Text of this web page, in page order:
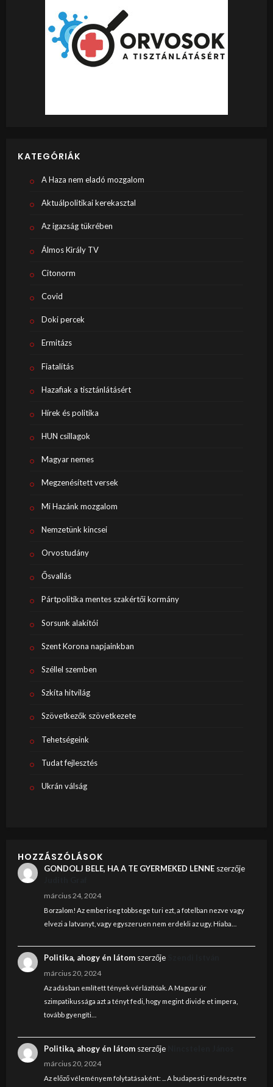
KATEGÓRIÁK
A Haza nem eladó mozgalom
Aktuálpolitikai kerekasztal
Az igazság tükrében
Álmos Király TV
Citonorm
Covid
Doki percek
Ermitázs
Fiatalítás
Hazafiak a tisztánlátásért
Hírek és politika
HUN csillagok
Magyar nemes
Megzenésített versek
Mi Hazánk mozgalom
Nemzetünk kincsei
Orvostudány
Ősvallás
Pártpolitika mentes szakértői kormány
Sorsunk alakítói
Szent Korona napjainkban
Széllel szemben
Szkíta hitvilág
Szövetkezők szövetkezete
Tehetségeink
Tudat fejlesztés
Ukrán válság
HOZZÁSZÓLÁSOK
GONDOLJ BELE, HA A TE GYERMEKED LENNEszerzője
március 24, 2024
Borzalom! Az emberiseg tobbsege turi ezt, a fotelban nezve vagy
elvezi a latvanyt, vagy egyszeruen nem erdekli az ugy. Hiaba…
Politika, ahogy én látomszerzője
március 20, 2024
Az adásban említett tények vérlázítóak. A Magyar úr
szimpatikussága azt a tényt fedi, hogy megint divide et impera,
tovább gyengíti…
Politika, ahogy én látomszerzője
március 20, 2024
Az előző véleményem folytatásaként: ... A budapesti rendészetre